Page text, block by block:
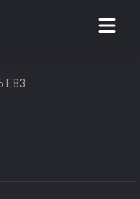
patvertnēs
E83